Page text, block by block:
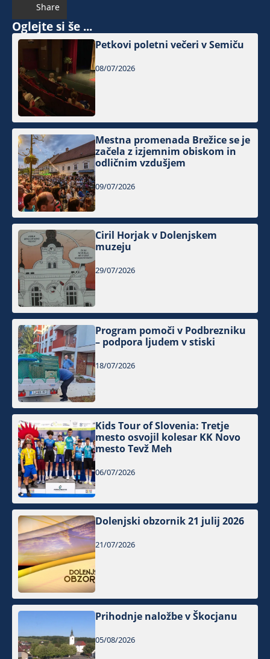
Share
Oglejte si še ...
Petkovi poletni večeri v Semiču
08/07/2026
Mestna promenada Brežice se je
začela z izjemnim obiskom in
odličnim vzdušjem
09/07/2026
Ciril Horjak v Dolenjskem
muzeju
29/07/2026
Program pomoči v Podbrezniku
– podpora ljudem v stiski
18/07/2026
Kids Tour of Slovenia: Tretje
mesto osvojil kolesar KK Novo
mesto Tevž Meh
06/07/2026
Dolenjski obzornik 21 julij 2026
21/07/2026
Prihodnje naložbe v Škocjanu
05/08/2026